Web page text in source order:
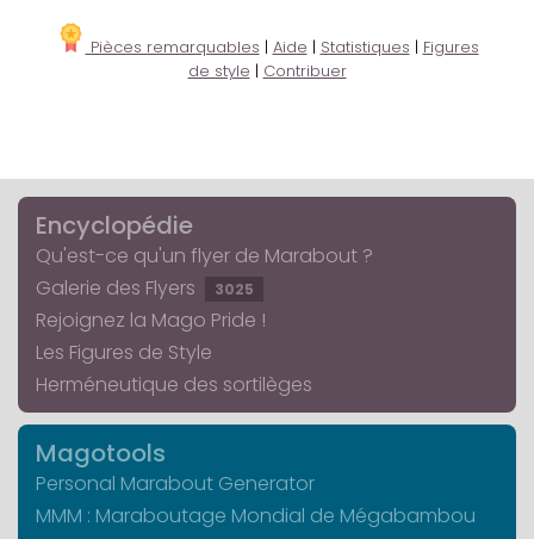
Pièces remarquables | Aide | Statistiques | Figures
de style | Contribuer
Encyclopédie
Qu'est-ce qu'un flyer de Marabout ?
Galerie des Flyers
3025
Rejoignez la Mago Pride !
Les Figures de Style
Herméneutique des sortilèges
Magotools
Personal Marabout Generator
MMM : Maraboutage Mondial de Mégabambou